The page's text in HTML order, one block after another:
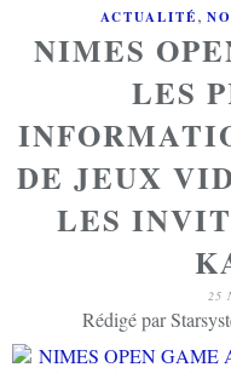
ACTUALITÉ,
NIMES
LES
DE JEUX
LES
25
Rédigé par